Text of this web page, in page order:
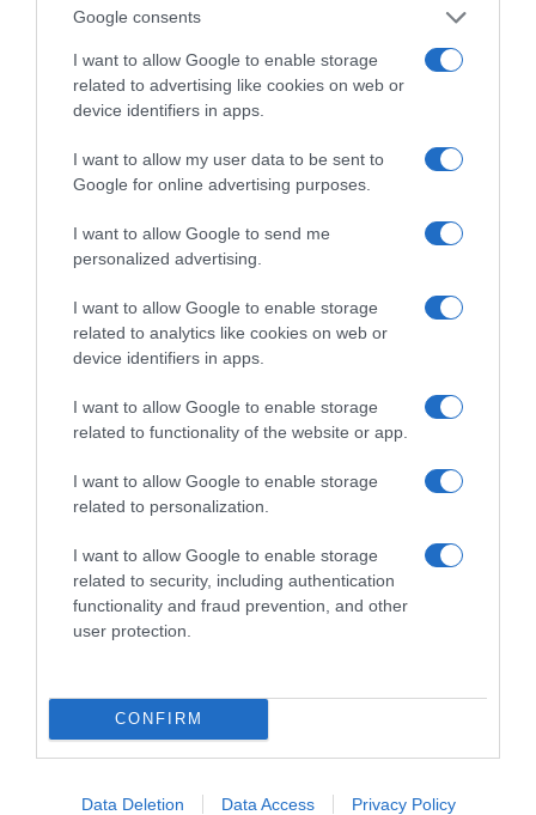
Google consents
I want to allow Google to enable storage
related to advertising like cookies on web or
device identifiers in apps.
I want to allow my user data to be sent to
Google for online advertising purposes.
I want to allow Google to send me
personalized advertising.
I want to allow Google to enable storage
related to analytics like cookies on web or
device identifiers in apps.
I want to allow Google to enable storage
related to functionality of the website or app.
I want to allow Google to enable storage
related to personalization.
I want to allow Google to enable storage
related to security, including authentication
functionality and fraud prevention, and other
user protection.
CONFIRM
Data Deletion Data Access Privacy Policy
πρωτοβουλία για την άρση της ανωνυμίας στο
Η ΣΤΗΛΗ ΜΑΣ